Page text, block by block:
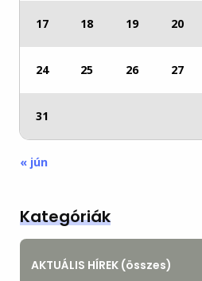
17 18 19 20
24 25 26 27
31
« jún
Kategóriák
AKTUÁLIS HÍREK (összes)